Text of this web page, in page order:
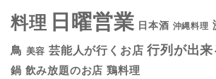
料理 日曜営業 日本酒 沖縄料理
鳥 美容 芸能人が行くお店 行列が出
鍋 飲み放題のお店 鶏料理